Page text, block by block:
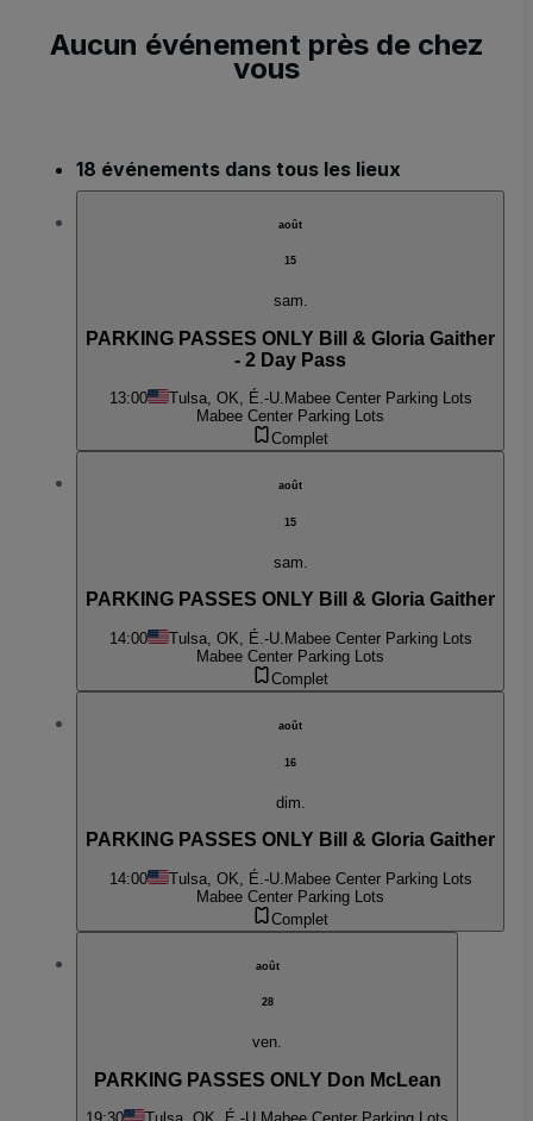
Aucun événement près de chez
vous
18 événements dans tous les lieux
août
15
sam.
PARKING PASSES ONLY Bill & Gloria Gaither
- 2 Day Pass
13:00 Tulsa, OK, É.-U. Mabee Center Parking Lots
Mabee Center Parking Lots
Complet
août
15
sam.
PARKING PASSES ONLY Bill & Gloria Gaither
14:00 Tulsa, OK, É.-U. Mabee Center Parking Lots
Mabee Center Parking Lots
Complet
août
16
dim.
PARKING PASSES ONLY Bill & Gloria Gaither
14:00 Tulsa, OK, É.-U. Mabee Center Parking Lots
Mabee Center Parking Lots
Complet
août
28
ven.
PARKING PASSES ONLY Don McLean